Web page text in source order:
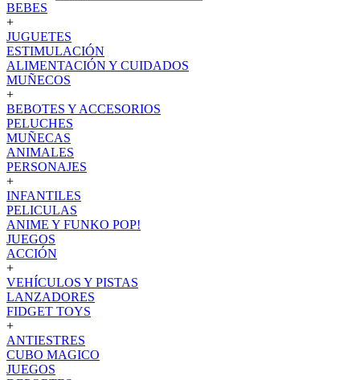
BEBES
+
JUGUETES
ESTIMULACIÓN
ALIMENTACIÓN Y CUIDADOS
MUÑECOS
+
BEBOTES Y ACCESORIOS
PELUCHES
MUÑECAS
ANIMALES
PERSONAJES
+
INFANTILES
PELICULAS
ANIME Y FUNKO POP!
JUEGOS
ACCIÓN
+
VEHÍCULOS Y PISTAS
LANZADORES
FIDGET TOYS
+
ANTIESTRES
CUBO MAGICO
JUEGOS